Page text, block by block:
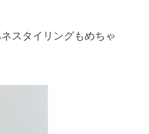
スタイリングもめちゃ